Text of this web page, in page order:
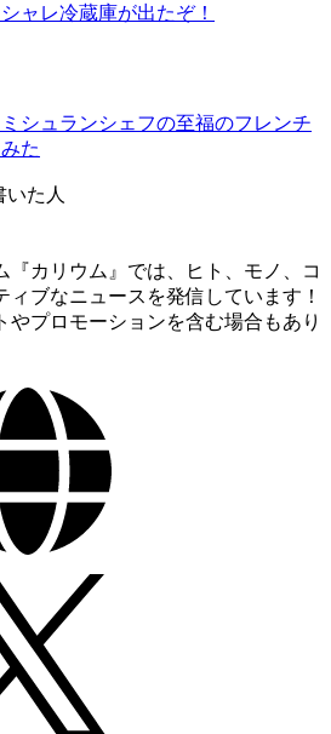
ャレ冷蔵庫が出たぞ！
ミシュランシェフの至福のフレンチ
た
『カリウム』では、ヒト、モノ、コ
ィブなニュースを発信しています！
やプロモーションを含む場合もあり